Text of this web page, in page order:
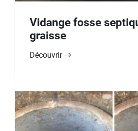
Vidange fosse
graisse
Découvrir